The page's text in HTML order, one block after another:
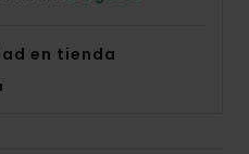
en tienda